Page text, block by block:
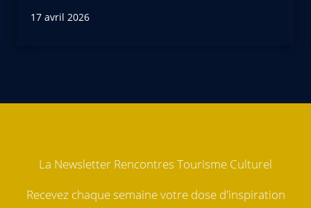
17 avril 2026
La Newsletter Rencontres Tourisme Culturel
Recevez chaque semaine votre dose d'inspiration